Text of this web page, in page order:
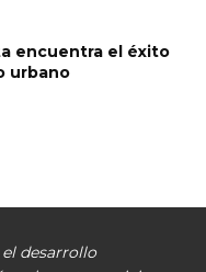
encuentra el éxito
urbano
desarrollo